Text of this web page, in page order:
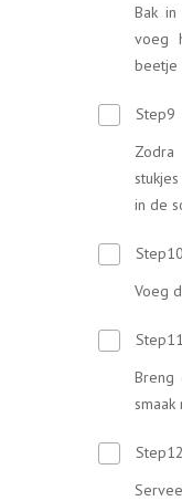
Bak
voeg
beetje
Step9
in de
Step10
Voeg
Step11
Breng
smaak
Step12